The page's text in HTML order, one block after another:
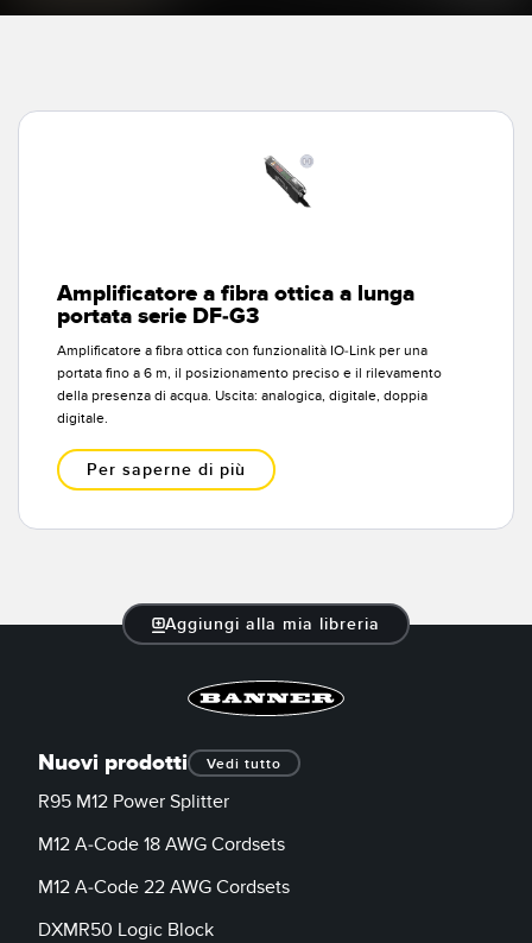
Sensori di monitoraggio delle condizioni wireless
ACCESSORI
ACCESSORI
Set cavo
Software di configurazione dei sensori wireless
Software interfaccia utente sensore
Software per sensori di misura Banner
TECNOLOGIA
Amplificatore a fibra ottica a lunga
portata serie DF-G3
Amplificatore a fibra ottica con funzionalità IO-Link per una
portata fino a 6 m, il posizionamento preciso e il rilevamento
della presenza di acqua. Uscita: analogica, digitale, doppia
digitale.
Per saperne di più
Aggiungi alla mia libreria
Nuovi prodotti Vedi tutto
R95 M12 Power Splitter
M12 A-Code 18 AWG Cordsets
M12 A-Code 22 AWG Cordsets
DXMR50 Logic Block